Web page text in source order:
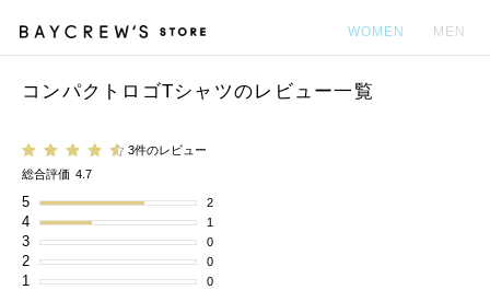
WOMEN MEN
コンパクトロゴTシャツのレビュー一覧
3件のレビュー
総合評価 4.7
5 2
4 1
3 0
2 0
1 0